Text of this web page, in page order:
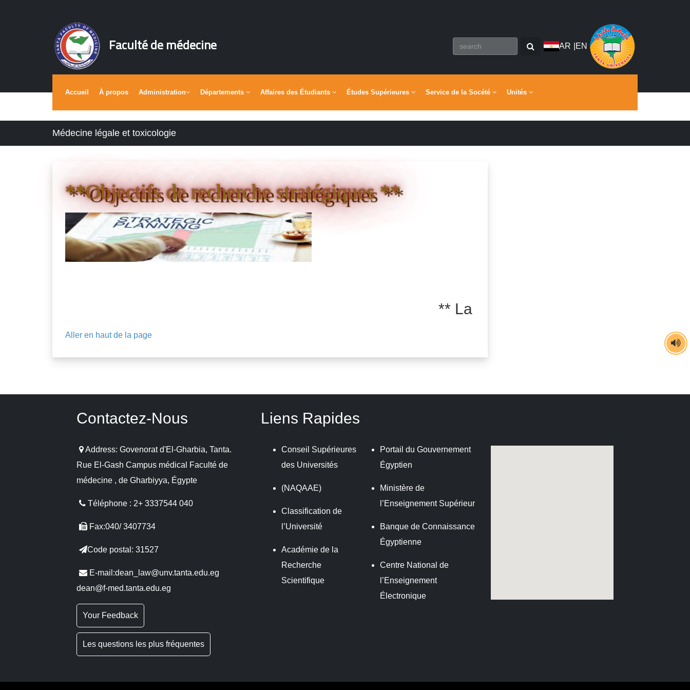
Faculté de médecine AR EN
Accueil À propos Administration Départements Affaires des Étudiants Études Supérieures Service de la Socété Unités
Médecine légale et toxicologie
**Objectifs de recherche stratégiques **
** La page en construction **
Aller en haut de la page
Contactez-Nous
Address: Govenorat d'El-Gharbia, Tanta.
Rue El-Gash Campus médical Faculté de
médecine , de Gharbiyya, Égypte
Téléphone : 2+ 3337544 040
Fax:040/ 3407734
Code postal: 31527
E-mail:dean_law@unv.tanta.edu.eg
dean@f-med.tanta.edu.eg
Your Feedback
Les questions les plus fréquentes
Liens Rapides
Conseil Supérieures
des Universités
(NAQAAE)
Classification de
l’Université
Académie de la
Recherche
Scientifique
Portail du Gouvernement
Égyptien
Ministère de
l’Enseignement Supérieur
Banque de Connaissance
Égyptienne
Centre National de
l’Enseignement
Électronique